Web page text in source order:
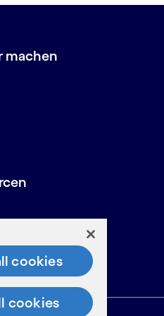
machen
für Anbieter
cookies
cookies